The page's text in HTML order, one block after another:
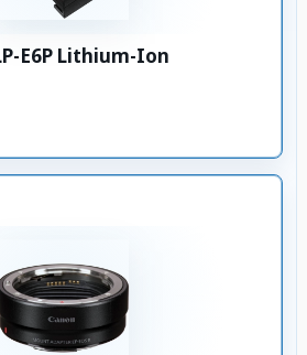
E6P Lithium-Ion